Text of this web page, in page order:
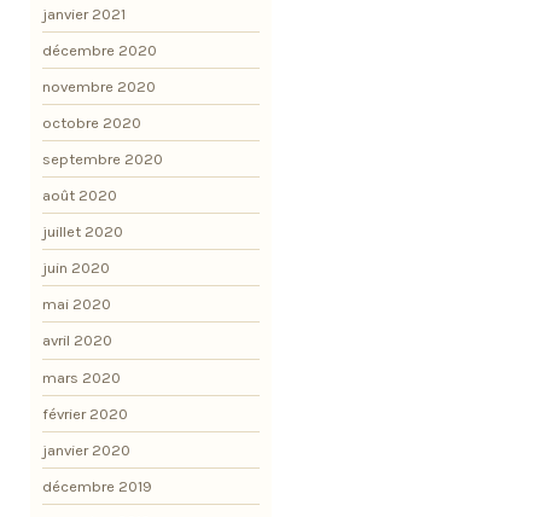
janvier 2021
décembre 2020
novembre 2020
octobre 2020
septembre 2020
août 2020
juillet 2020
juin 2020
mai 2020
avril 2020
mars 2020
février 2020
janvier 2020
décembre 2019